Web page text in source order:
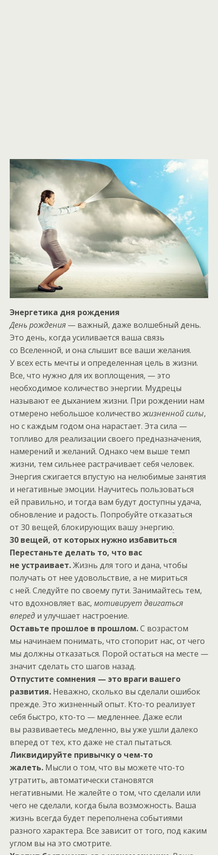
Энергетика дня рождения
День рождения — важный, даже волшебный день.
Это день, когда усиливается ваша связь
со Вселенной, и она слышит все ваши желания.
У всех есть мечты и определенная цель в жизни.
Все, что нужно для их воплощения, — это
необходимое количество энергии. Мудрецы
называют ее дыханием жизни. При рождении нам
отмерено небольшое количествожизненной силы,
но с каждым годом она нарастает. Эта сила —
топливо для реализации своего предназначения,
намерений и желаний. Однако чем выше темп
жизни, тем сильнее растрачивает себя человек.
Энергия сжигается впустую на нелюбимые занятия
и негативные эмоции. Научитесь пользоваться
ей правильно, и тогда вам будут доступны удача,
обновление и радость. Попробуйте отказаться
от 30 вещей, блокирующих вашу энергию.
30 вещей, от которых нужно избавиться
Перестаньте делать то, что вас
не устраивает.Жизнь для того и дана, чтобы
получать от нее удовольствие, а не мириться
с ней. Следуйте по своему пути. Занимайтесь тем,
что вдохновляет вас, мотивирует двигаться
вперед и улучшает настроение.
Оставьте прошлое в прошлом.С возрастом
мы начинаем понимать, что стопорит нас, от чего
мы должны отказаться. Порой остаться на месте —
значит сделать сто шагов назад.
Отпустите сомнения — это враги вашего
развития. Неважно, сколько вы сделали ошибок
прежде. Это жизненный опыт. Кто-то реализует
себя быстро, кто-то — медленнее. Даже если
вы развиваетесь медленно, вы уже ушли далеко
вперед от тех, кто даже не стал пытаться.
Ликвидируйте привычку о чем-то
жалеть. Мысли о том, что вы можете что-то
утратить, автоматически становятся
негативными. Не жалейте о том, что сделали или
чего не сделали, когда была возможность. Ваша
жизнь всегда будет переполнена событиями
разного характера. Все зависит от того, под каким
углом вы на это смотрите.